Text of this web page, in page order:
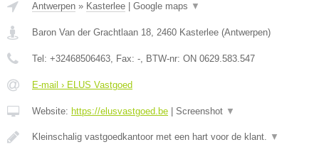
Antwerpen » Kasterlee Google maps ▼
Baron Van der Grachtlaan 18, 2460 Kasterlee (Antwerpen)
Tel: +32468506463, Fax: -, BTW-nr: ON 0629.583.547
E-mail › ELUS Vastgoed
Website: https://elusvastgoed.be Screenshot ▼
Kleinschalig vastgoedkantoor met een hart voor de klant. ▼